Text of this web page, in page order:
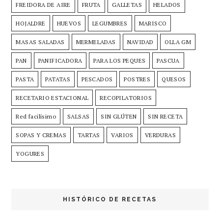
FREIDORA DE AIRE FRUTA GALLETAS HELADOS
HOJALDRE HUEVOS LEGUMBRES MARISCO
MASAS SALADAS MERMELADAS NAVIDAD OLLA GM
PAN PANIFICADORA PARA LOS PEQUES PASCUA
PASTA PATATAS PESCADOS POSTRES QUESOS
RECETARIO ESTACIONAL RECOPILATORIOS
Red facilísimo SALSAS SIN GLÚTEN SIN RECETA
SOPAS Y CREMAS TARTAS VARIOS VERDURAS
YOGURES
HISTÓRICO DE RECETAS